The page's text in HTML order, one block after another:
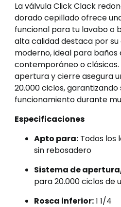
La válvula Click Clack
dorado cepillado ofrece
funcional para tu lavabo o
alta calidad destaca por su
moderno, ideal para baños
contemporáneo o clásicos.
apertura y cierre asegura
20.000 ciclos, garantizando
funcionamiento durante
Especificaciones
Apto para: Todos los
sin rebosadero
Sistema de
para 20.000 ciclos de
Rosca inferior:1 1/4